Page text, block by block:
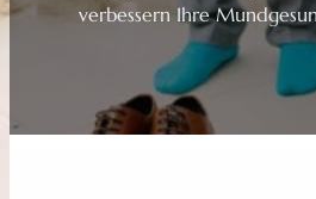
verbessern Ihre